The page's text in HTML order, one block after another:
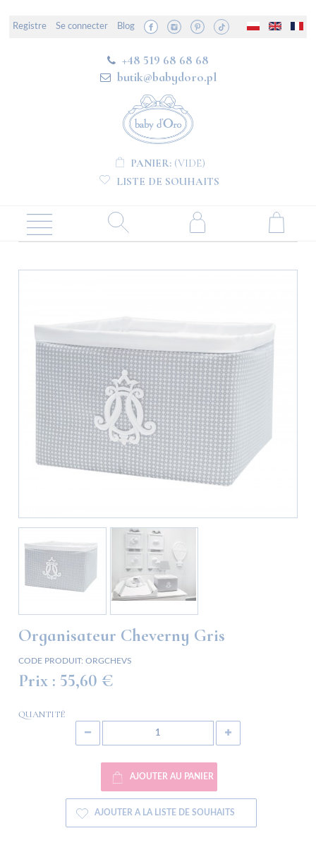
Registre Se connecter Blog
+48 519 68 68 68
butik@babydoro.pl
PANIER: (VIDE)
LISTE DE SOUHAITS
Organisateur Cheverny Gris
CODE PRODUIT: ORGCHEVS
Prix : 55,60 €
QUANTITÉ
AJOUTER AU PANIER
AJOUTER A LA LISTE DE SOUHAITS